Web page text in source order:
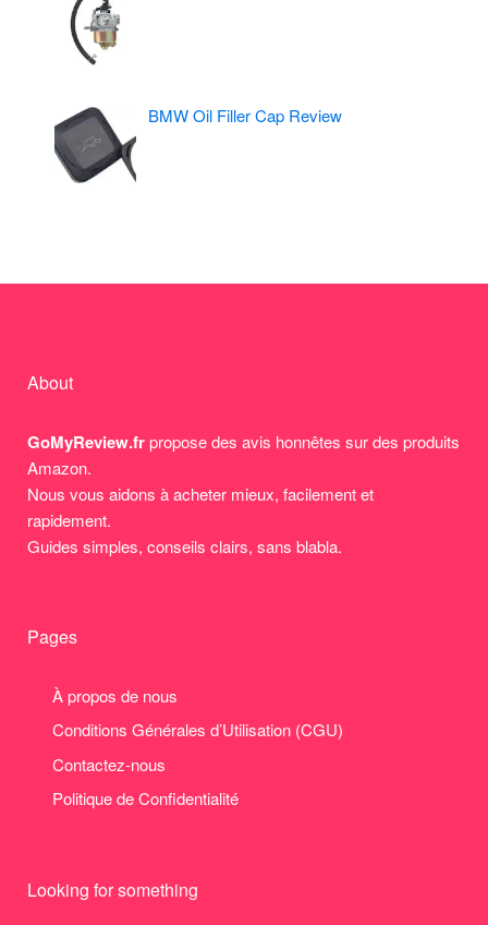
BMW Oil Filler Cap Review
About
GoMyReview.frpropose des avis honnêtes sur des produits
Amazon.
Nous vous aidons à acheter mieux, facilement et
rapidement.
Guides simples, conseils clairs, sans blabla.
Pages
À propos de nous
Conditions Générales d’Utilisation (CGU)
Contactez-nous
Politique de Confidentialité
Looking for something